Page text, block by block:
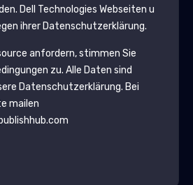
Dell Technologies Webseiten u
ihrer Datenschutzerklärung.
anfordern, stimmen Sie
zu. Alle Daten sind
Datenschutzerklärung. Bei
mailen